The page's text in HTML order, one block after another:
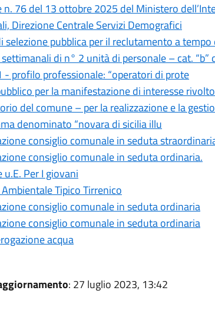
n. 76 del 13 ottobre 2025 del Ministero
Direzione Centrale Servizi Demografici
selezione pubblica per il reclutamento a
di n° 2 unità di personale – cat.
profilo professionale: “operatori di prote
per la manifestazione di interesse
del comune – per la realizzazione e la
denominato “novara di sicilia illu
consiglio comunale in seduta
consiglio comunale in seduta ordinaria.
u.E. Per I giovani
Tipico Tirrenico
consiglio comunale in seduta ordinaria
consiglio comunale in seduta ordinaria
acqua
: 27 luglio 2023, 13:42